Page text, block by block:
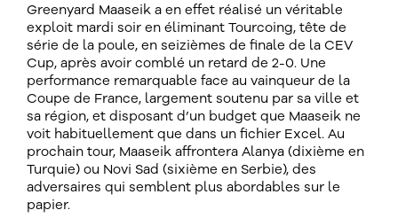
Greenyard Maaseik a en effet réalisé un véritable
exploit mardi soir en éliminant Tourcoing, tête de
série de la poule, en seizièmes de finale de la CEV
Cup, après avoir comblé un retard de 2-0. Une
performance remarquable face au vainqueur de la
Coupe de France, largement soutenu par sa ville et
sa région, et disposant d’un budget que Maaseik ne
voit habituellement que dans un fichier Excel. Au
prochain tour, Maaseik affrontera Alanya (dixième en
Turquie) ou Novi Sad (sixième en Serbie), des
adversaires qui semblent plus abordables sur le
papier.